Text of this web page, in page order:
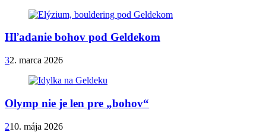
Hľadanie bohov pod Geldekom
32. marca 2026
Olymp nie je len pre „bohov“
210. mája 2026